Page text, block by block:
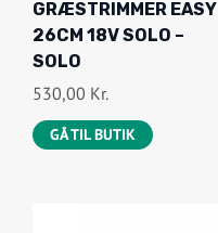
GRÆSTRIMMER EASY
26CM 18V SOLO –
SOLO
530,00 Kr.
GÅ TIL BUTIK